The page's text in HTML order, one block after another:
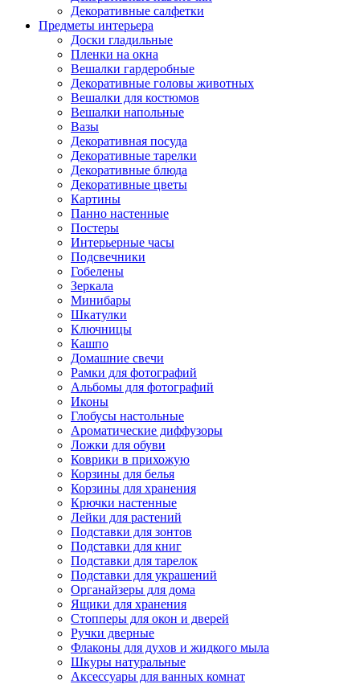
Декоративные салфетки
Предметы интерьера
Доски гладильные
Пленки на окна
Вешалки гардеробные
Декоративные головы животных
Вешалки для костюмов
Вешалки напольные
Вазы
Декоративная посуда
Декоративные тарелки
Декоративные блюда
Декоративные цветы
Картины
Панно настенные
Постеры
Интерьерные часы
Подсвечники
Гобелены
Зеркала
Минибары
Шкатулки
Ключницы
Кашпо
Домашние свечи
Рамки для фотографий
Альбомы для фотографий
Иконы
Глобусы настольные
Ароматические диффузоры
Ложки для обуви
Коврики в прихожую
Корзины для белья
Корзины для хранения
Крючки настенные
Лейки для растений
Подставки для зонтов
Подставки для книг
Подставки для тарелок
Подставки для украшений
Органайзеры для дома
Ящики для хранения
Стопперы для окон и дверей
Ручки дверные
Флаконы для духов и жидкого мыла
Шкуры натуральные
Аксессуары для ванных комнат